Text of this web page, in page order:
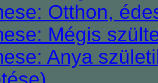
Otthon,
Mégis
Anya